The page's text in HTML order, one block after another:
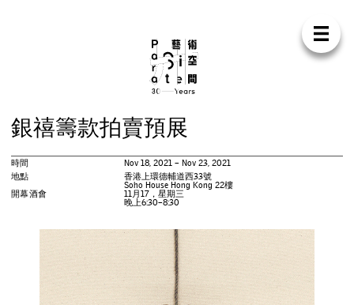
Para
我們 支持
展覽
活動
藝 術駐
銀禧籌款拍賣預展
時間
Nov 18, 2021 – Nov 23, 2021
地點
香港上環德輔道西33號
Soho House Hong Kong 22樓
開幕酒會 11月17，星期三
晚上6:30–8:30